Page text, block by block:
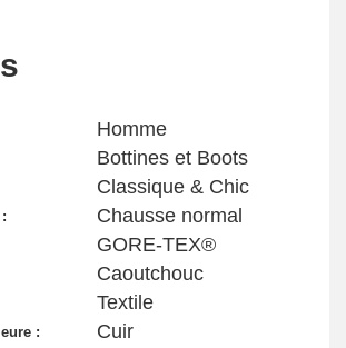
Homme
Bottines et Boots
Classique & Chic
Chausse normal
GORE-TEX®
Caoutchouc
Textile
: Cuir